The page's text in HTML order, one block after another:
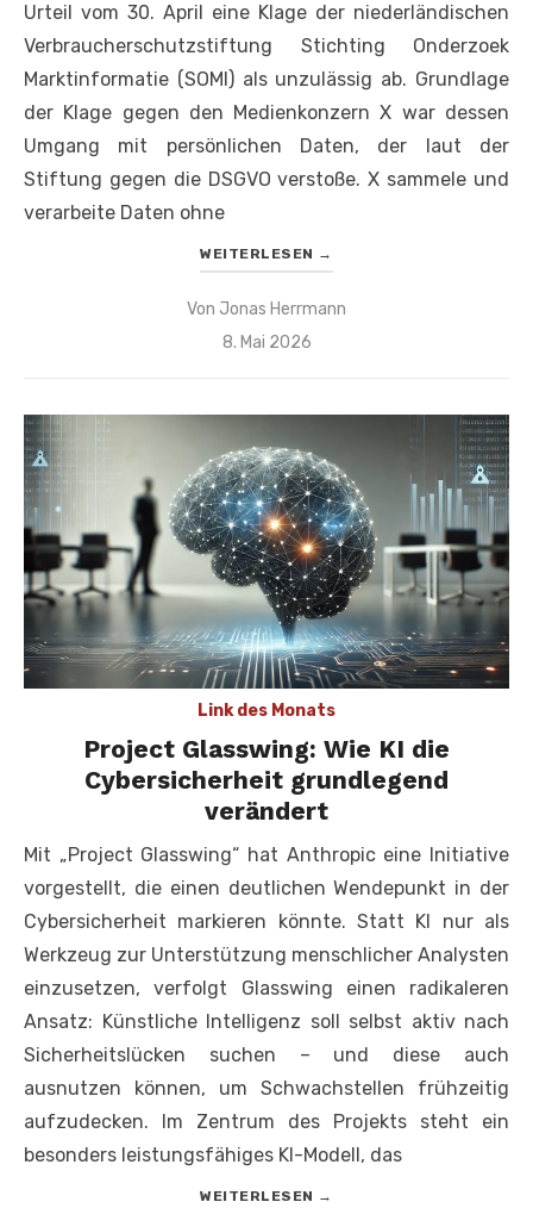
Urteil vom 30. April eine Klage der niederländischen
Verbraucherschutzstiftung Stichting Onderzoek
Marktinformatie (SOMI) als unzulässig ab. Grundlage
der Klage gegen den Medienkonzern X war dessen
Umgang mit persönlichen Daten, der laut der
Stiftung gegen die DSGVO verstoße. X sammele und
verarbeite Daten ohne
WEITERLESEN →
Von Jonas Herrmann
Veröffentlicht
8. Mai 2026
Link des Monats
Project Glasswing: Wie KI die
Cybersicherheit grundlegend
verändert
Mit „Project Glasswing“ hat Anthropic eine Initiative
vorgestellt, die einen deutlichen Wendepunkt in der
Cybersicherheit markieren könnte. Statt KI nur als
Werkzeug zur Unterstützung menschlicher Analysten
einzusetzen, verfolgt Glasswing einen radikaleren
Ansatz: Künstliche Intelligenz soll selbst aktiv nach
Sicherheitslücken suchen – und diese auch
ausnutzen können, um Schwachstellen frühzeitig
aufzudecken. Im Zentrum des Projekts steht ein
besonders leistungsfähiges KI-Modell, das
WEITERLESEN →